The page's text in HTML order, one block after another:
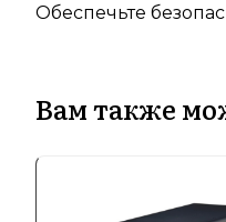
Обеспечьте
Вам также